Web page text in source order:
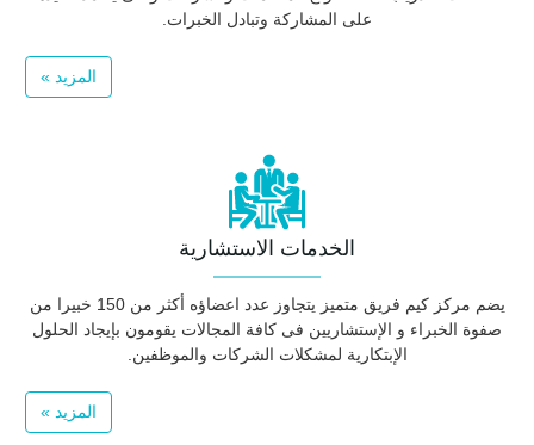
على المشاركة وتبادل الخبرات.
المزيد »
الخدمات الاستشارية
يضم مركز كيم فريق متميز يتجاوز عدد اعضاؤه أكثر من 150 خبيرا من
صفوة الخبراء و الإستشاريين فى كافة المجالات يقومون بإيجاد الحلول
الإبتكارية لمشكلات الشركات والموظفين.
المزيد »